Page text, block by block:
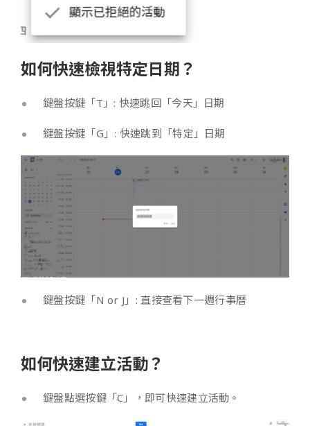
如何快速檢視特定日期？
鍵盤按鍵「T」: 快速跳回「今天」日期
鍵盤按鍵「G」: 快速跳到「特定」日期
鍵盤按鍵「N or J」: 直接查看下一週行事曆
如何快速建立活動？
鍵盤點選按鍵「C」，即可快速建立活動。